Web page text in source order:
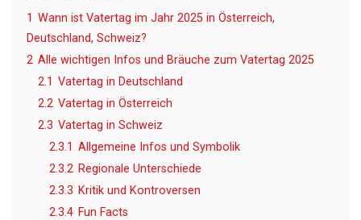
1 Wann ist Vatertag im Jahr 2025 in Österreich,
Deutschland, Schweiz?
2 Alle wichtigen Infos und Bräuche zum Vatertag 2025
2.1 Vatertag in Deutschland
2.2 Vatertag in Österreich
2.3 Vatertag in Schweiz
2.3.1 Allgemeine Infos und Symbolik
2.3.2 Regionale Unterschiede
2.3.3 Kritik und Kontroversen
2.3.4 Fun Facts